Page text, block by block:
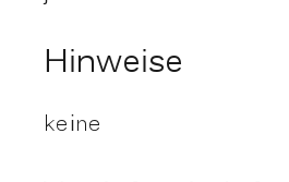
Hinweise
keine